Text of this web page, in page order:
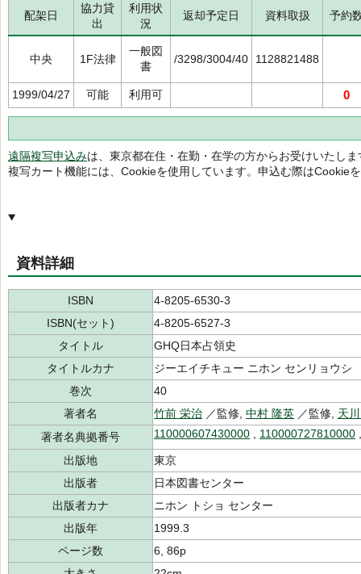
配架日
協力貸
出
利用状
況
返却予定日 資料取扱 予約
中央 1F法律
一般図
書
/3298/3004/40 1128821488
1999/04/27 可能 利用可 0
遠隔複写申込みは、東京都在住・在勤・在学の方からお受けいたしま
複写カート機能には、Cookieを使用しています。申込む際はCookie
資料詳細
ISBN
4-8205-6530-3
ISBN(セット)
4-8205-6527-3
タイトル
GHQ日本占領史
タイトルカナ
ジーエイチキュー ニホン センリョウシ
巻次
40
著者名
竹前 栄治 ／監修, 中村 隆英 ／監修, 天
著者名典拠番号
110000607430000 110000727810000
出版地
東京
出版者
日本図書センター
出版者カナ
ニホン トショ センター
出版年
1999.3
ページ数
6, 86p